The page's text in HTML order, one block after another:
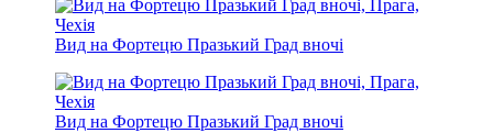
Вид на Фортецю Празький Град вночі
Вид на Фортецю Празький Град вночі